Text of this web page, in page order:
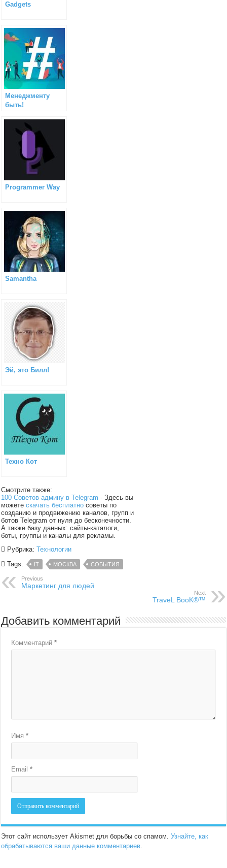
Gadgets
Менеджменту
быть!
Programmer Way
Samantha
Эй, это Билл!
Техно Кот
Смотрите также:
100 Советов админу в Telegram - Здесь вы
можетескачать бесплатно советы по
созданию и продвижению каналов, групп и
ботов Telegram от нуля до бесконечности.
А также базу данных: сайты-каталоги,
боты, группы и каналы для рекламы.
Рубрика:Технологии
Tags:
IT МОСКВА СОБЫТИЯ
Previous
Маркетинг для людей
Next
TraveL BooK®™
Добавить комментарий
Комментарий*
Имя*
Email*
Этот сайт использует Akismet для борьбы со спамом.Узнайте, как
обрабатываются ваши данные комментариев.